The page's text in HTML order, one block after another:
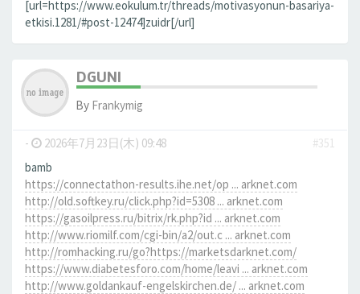
[url=https://www.eokulum.tr/threads/motivasyonun-basariya-
etkisi.1281/#post-12474]zuidr[/url]
DGUNI
By Frankymig
- 2026年7月23日(木) 09:48
#351
bamb
https://connectathon-results.ihe.net/op ... arknet.com
http://old.softkey.ru/click.php?id=5308 ... arknet.com
https://gasoilpress.ru/bitrix/rk.php?id ... arknet.com
http://www.riomilf.com/cgi-bin/a2/out.c ... arknet.com
http://romhacking.ru/go?https://marketsdarknet.com/
https://www.diabetesforo.com/home/leavi ... arknet.com
http://www.goldankauf-engelskirchen.de/ ... arknet.com